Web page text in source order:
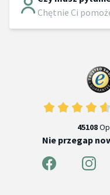
Chętnie Ci
45108
Nie przegap